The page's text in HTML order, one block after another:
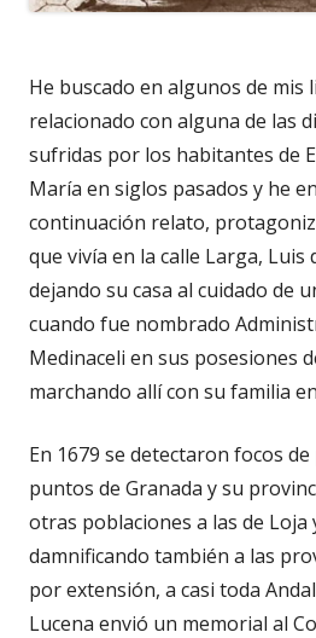
He buscado en algunos de
relacionado con alguna de las
sufridas por los habitantes de
María en siglos pasados y he
continuación relato,
que vivía en la calle Larga, Luis
dejando su casa al cuidado de
cuando fue nombrado
Medinaceli en sus posesiones
marchando allí con su familia
En 1679 se detectaron focos
puntos de Granada y su
otras poblaciones a las de Loja
damnificando también a las
por extensión, a casi toda
Lucena envió un memorial al